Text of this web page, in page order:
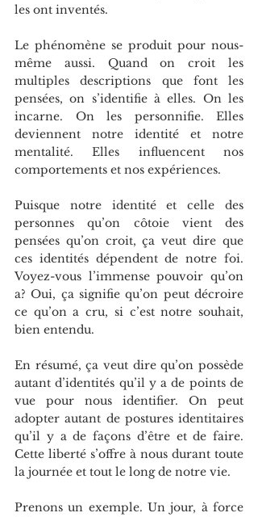
les ont inventés.
Le phénomène se produit pour nous-
même aussi. Quand on croit les
multiples descriptions que font les
pensées, on s’identifie à elles. On les
incarne. On les personnifie. Elles
deviennent notre identité et notre
mentalité. Elles influencent nos
comportements et nos expériences.
Puisque notre identité et celle des
personnes qu’on côtoie vient des
pensées qu’on croit, ça veut dire que
ces identités dépendent de notre foi.
Voyez-vous l’immense pouvoir qu’on
a? Oui, ça signifie qu’on peut décroire
ce qu’on a cru, si c’est notre souhait,
bien entendu.
En résumé, ça veut dire qu’on possède
autant d’identités qu’il y a de points de
vue pour nous identifier. On peut
adopter autant de postures identitaires
qu’il y a de façons d’être et de faire.
Cette liberté s’offre à nous durant toute
la journée et tout le long de notre vie.
Prenons un exemple. Un jour, à force